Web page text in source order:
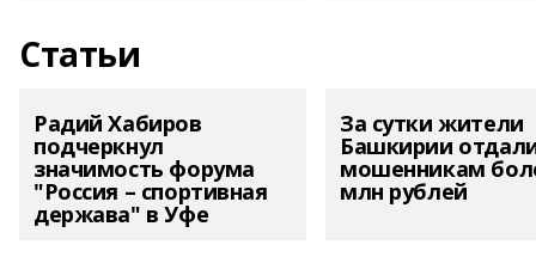
Статьи
Радий Хабиров
подчеркнул
значимость форума
"Россия – спортивная
держава" в Уфе
За сутки жители
Башкирии
мошенникам
млн рублей